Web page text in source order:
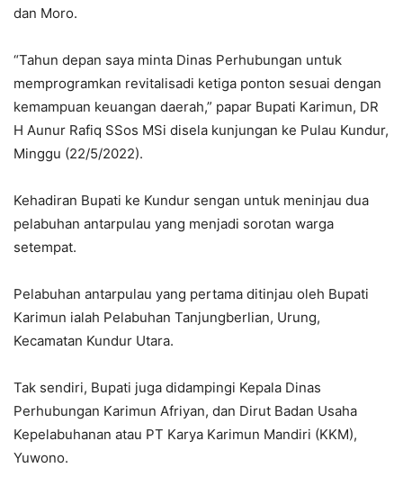
dan Moro.
“Tahun depan saya minta Dinas Perhubungan untuk
memprogramkan revitalisadi ketiga ponton sesuai dengan
kemampuan keuangan daerah,” papar Bupati Karimun, DR
H Aunur Rafiq SSos MSi disela kunjungan ke Pulau Kundur,
Minggu (22/5/2022).
Kehadiran Bupati ke Kundur sengan untuk meninjau dua
pelabuhan antarpulau yang menjadi sorotan warga
setempat.
Pelabuhan antarpulau yang pertama ditinjau oleh Bupati
Karimun ialah Pelabuhan Tanjungberlian, Urung,
Kecamatan Kundur Utara.
Tak sendiri, Bupati juga didampingi Kepala Dinas
Perhubungan Karimun Afriyan, dan Dirut Badan Usaha
Kepelabuhanan atau PT Karya Karimun Mandiri (KKM),
Yuwono.